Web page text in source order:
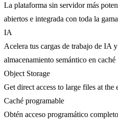
La plataforma sin servidor más
abiertos e integrada con toda la
IA
Acelera tus cargas de trabajo de IA
almacenamiento semántico en caché
Object Storage
Get direct access to large files at the
Caché programable
Obtén acceso programático